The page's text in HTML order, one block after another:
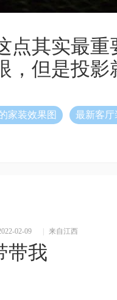
点其实最
，但是投
家装效果图 最新客厅
02-09 来自江西
带我